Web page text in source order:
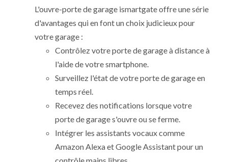
L'ouvre-porte de garage ismartgate offre une série
d'avantages qui en font un choix judicieux pour
votre garage :
Contrôlez votre porte de garage à distance à
l'aide de votre smartphone.
Surveillez l'état de votre porte de garage en
temps réel.
Recevez des notifications lorsque votre
porte de garage s'ouvre ou se ferme.
Intégrer les assistants vocaux comme
Amazon Alexa et Google Assistant pour un